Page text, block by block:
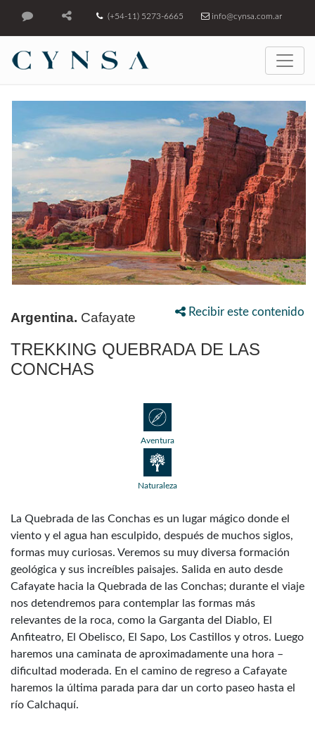
(+54-11) 5273-6665 info@cynsa.com.ar
Recibir este contenido
Argentina. Cafayate
TREKKING QUEBRADA DE LAS
CONCHAS
Aventura
Naturaleza
La Quebrada de las Conchas es un lugar mágico donde el
viento y el agua han esculpido, después de muchos siglos,
formas muy curiosas. Veremos su muy diversa formación
geológica y sus increíbles paisajes. Salida en auto desde
Cafayate hacia la Quebrada de las Conchas; durante el viaje
nos detendremos para contemplar las formas más
relevantes de la roca, como la Garganta del Diablo, El
Anfiteatro, El Obelisco, El Sapo, Los Castillos y otros. Luego
haremos una caminata de aproximadamente una hora –
dificultad moderada. En el camino de regreso a Cafayate
haremos la última parada para dar un corto paseo hasta el
río Calchaquí.